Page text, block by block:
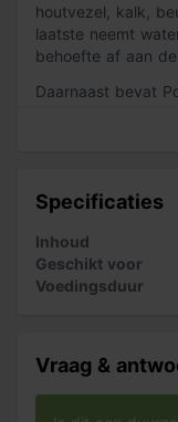
houtvezel, kalk,
laatste neemt
behoefte af aan de
Daarnaast bevat
grond, waardoor
ziektes en plagen.
Levering van
Pokon
container om te
Specificaties
Inhoud
Geschikt voor
Voedingsduur
Vraag &